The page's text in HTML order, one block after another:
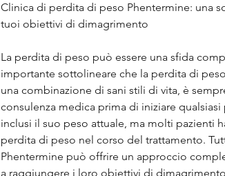
Clinica di perdita di peso Phentermine: una
tuoi obiettivi di dimagrimento
La perdita di peso può essere una sfida
importante sottolineare che la perdita di
una combinazione di sani stili di vita, è
consulenza medica prima di iniziare
inclusi il suo peso attuale, ma molti pazienti
perdita di peso nel corso del trattamento.
Phentermine può offrire un approccio
a raggiungere i loro obiettivi di